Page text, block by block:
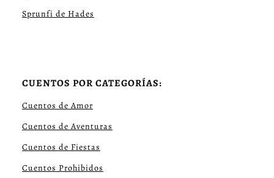
Sprunfi de Hades
CUENTOS POR CATEGORÍAS:
Cuentos de Amor
Cuentos de Aventuras
Cuentos de Fiestas
Cuentos Prohibidos